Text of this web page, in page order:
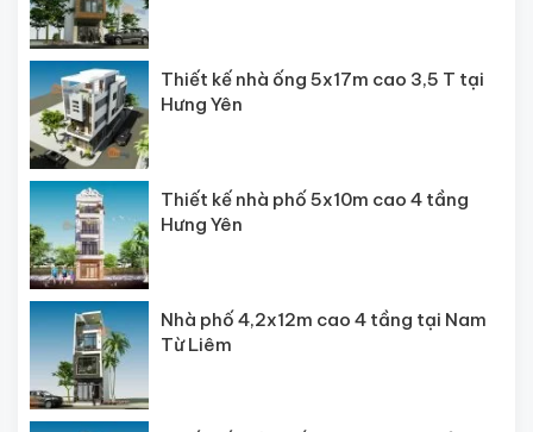
Thiết kế nhà ống 5x17m cao 3,5 T tại
Hưng Yên
Thiết kế nhà phố 5x10m cao 4 tầng
Hưng Yên
Nhà phố 4,2x12m cao 4 tầng tại Nam
Từ Liêm